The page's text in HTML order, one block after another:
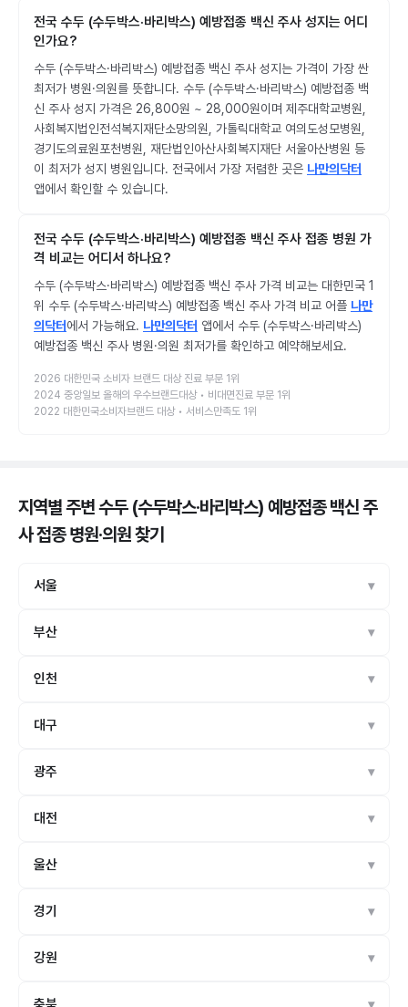
전국 수두 (수두박스·바리박스) 예방접종 백신 주사 성지는 어디
인가요?
수두 (수두박스·바리박스) 예방접종 백신 주사 성지는 가격이 가장 싼
최저가 병원·의원를 뜻합니다. 수두 (수두박스·바리박스) 예방접종 백
신 주사 성지 가격은 26,800원 ~ 28,000원이며 제주대학교병원,
사회복지법인전석복지재단소망의원, 가톨릭대학교 여의도성모병원,
경기도의료원포천병원, 재단법인아산사회복지재단 서울아산병원 등
이 최저가 성지 병원입니다. 전국에서 가장 저렴한 곳은 나만의닥터
앱에서 확인할 수 있습니다.
전국 수두 (수두박스·바리박스) 예방접종 백신 주사 접종 병원 가
격 비교는 어디서 하나요?
수두 (수두박스·바리박스) 예방접종 백신 주사 가격 비교는 대한민국 1
위 수두 (수두박스·바리박스) 예방접종 백신 주사 가격 비교 어플 나만
의닥터에서 가능해요. 나만의닥터 앱에서 수두 (수두박스·바리박스)
예방접종 백신 주사 병원·의원 최저가를 확인하고 예약해보세요.
2026 대한민국 소비자 브랜드 대상 진료 부문 1위
2024 중앙일보 올해의 우수브랜드대상 • 비대면진료 부문 1위
2022 대한민국소비자브랜드 대상 • 서비스만족도 1위
지역별 주변 수두 (수두박스·바리박스) 예방접종 백신 주
사 접종 병원·의원찾기
서울
부산
인천
대구
광주
대전
울산
경기
강원